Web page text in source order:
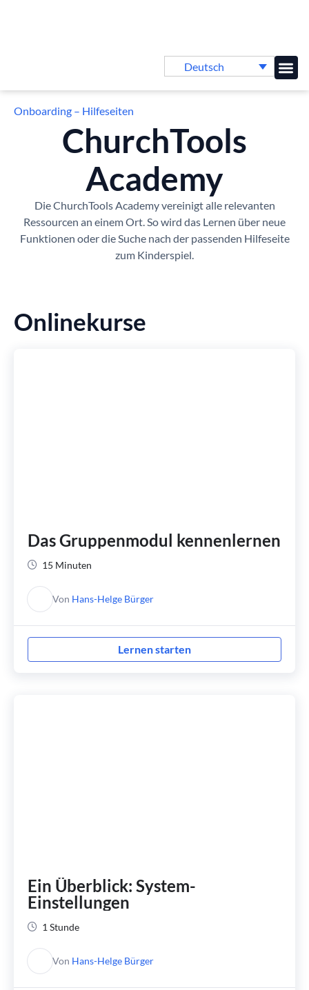
Deutsch
Onboarding – Hilfeseiten
ChurchTools
Academy
Die ChurchTools Academy vereinigt alle relevanten
Ressourcen an einem Ort. So wird das Lernen über neue
Funktionen oder die Suche nach der passenden Hilfeseite
zum Kinderspiel.
Onlinekurse
Das Gruppenmodul kennenlernen
15 Minuten
Von Hans-Helge Bürger
Lernen starten
Ein Überblick: System-
Einstellungen
1 Stunde
Von Hans-Helge Bürger